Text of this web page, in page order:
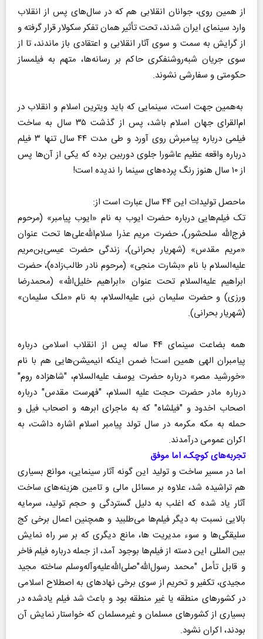
از همین روی، جوانان انقلابی هم که در سال‌های پس از انقلاب
وارد سینمای ایران شدند، تحت تأثیر همان تفکر سکولار قرار گرفته و
از گرایش به سمت و سوی آثار انقلابی و اعتقادی باز ماندند، تا از
سوی جریان شبه‌روشنفکری حاکم بر رسانه‌ها، متهم به فیلمساز
حکومتی و سفارشی نشوند.
به‌همین جهت است، سینمایی که باید ویترین اسلام و انقلاب در
ام‌القرای جهان اسلام باشد، پس از گذشت ۳۵ سال به ساخت
فیلمی درباره پیامبرش روی آورد و طی مدت ۴۴ سال تنها ۳ فیلم
درباره واقعه عظیم عاشورا جلوی دوربین برده که یکی از آن‌ها پس
از ۱۰ سال هنوز رنگ پرده‌های سینما را ندیده است!
ماحصل تولیدات این ۴۴ سال عبارت است از:
تک فیلم‌هایی درباره حضرت ایوب به نام «ایوب پیامبر» (مرحوم
فرج‌الله سلحشور)، حضرت مریم عذرا سلام‌الله‌علی‌ها تحت عنوان
«مریم مقدس» (شهریار بحرانی)، زندگی حضرت عیسی‌بن‌مریم
علیه‌السلام با نام «بشارت منجی» (مرحوم نادر طالب‌زاده)، حضرت
ابراهیم علیه‌السلام تحت عنوان «ابراهیم خلیل‌الله» (محمدرضا
ورزی) و حضرت سلیمان نبی علیه‌السلام، به نام «ملک سلیمان»
(شهریار بحرانی).
همه بضاعت سینمای ۴۴ ساله پس از انقلاب اسلامی درباره
پیامبران الهی همین است! ضمن اینکه انیمیشن‌هایی هم با نام
«خورشید مصر» درباره حضرت یوسف علیه‌السلام، "شاهزاده روم"
درباره مادر حضرت حجت علیه السلام، "فهرست مقدس" درباره
اصحاب اخدود و "فیلشاه" که به ماجرای ابرهه و اصحاب فیل و
حمله به مکه مکرمه در سال تولد پیامبر اسلام اشاره داشت، به
اکران عمومی درآمدند.
تجربه‌های کوچک، اما موفق
اما در مسیر ساخت و تولید این گونه آثار سینمایی، موانع بسیاری
هم تراشیده شد، علاوه بر مسائل مالی و تامین هزینه‌های ساخت
آثار یاد شده که اغلب به دلیل گستردگی و حجم تولید، سرمایه
بالایی نسبت به دیگر فیلم‌ها می‌طلبید و همچنین اعمال برخی کج
سلیقگی‌ها و سوء مدیریت ها، مانع دیگری که بر سر راه نمایش
بین المللی این دسته از فیلم‌ها بوجود آمد، از جمله درباره فیلم فاخر
و قابل تأمل "محمد رسول‌الله"صلی‌الله‌علیه‌و‌آله‌وسلم ساخته مجید
مجیدی، تکفیر و تحریم از سوی برخی نهاد‌های به اصطلاح اسلامی
در کشور‌های منطقه یا غیر منطقه بود و باعث شد فیلم یادشده در
بسیاری از کشور‌های مسلمان و غیر‌مسلمان که خواستار نمایش آن
بودند، اکران نشود.